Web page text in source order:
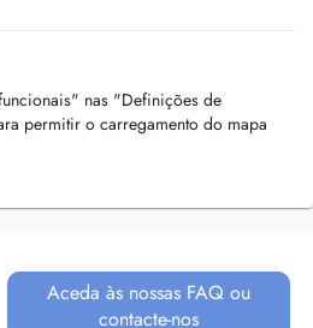
nas "Definições de
permitir o carregamento do mapa
Aceda às nossas FAQ ou
contacte-nos